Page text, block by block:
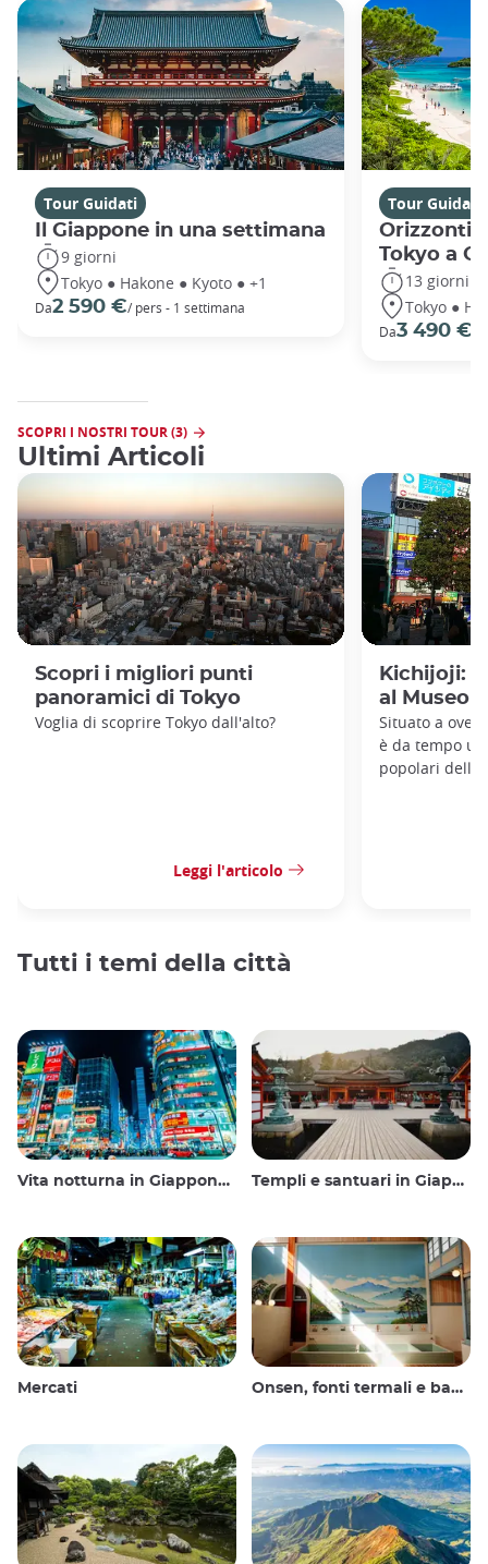
Tour Guidati
Il Giappone in una settimana
9 giorni
Tokyo ● Hakone ● Kyoto ● +1
Da2 590 €/ pers - 1 settimana
Tour Guidati
Orizzonti
Tokyo a
13 giorni
Tokyo ●
Da3 490 €
SCOPRI I NOSTRI TOUR (3)
Ultimi Articoli
Scopri i migliori punti
panoramici di Tokyo
Voglia di scoprire Tokyo dall'alto?
Leggi l'articolo
Kichijoji:
al Museo
Situato a
è da tempo
popolari della
Tutti i temi della città
Vita notturna in Giappone: uscire, vedere e bere Templi e santuari in Giappone
Mercati Onsen, fonti termali e bagni pubblici